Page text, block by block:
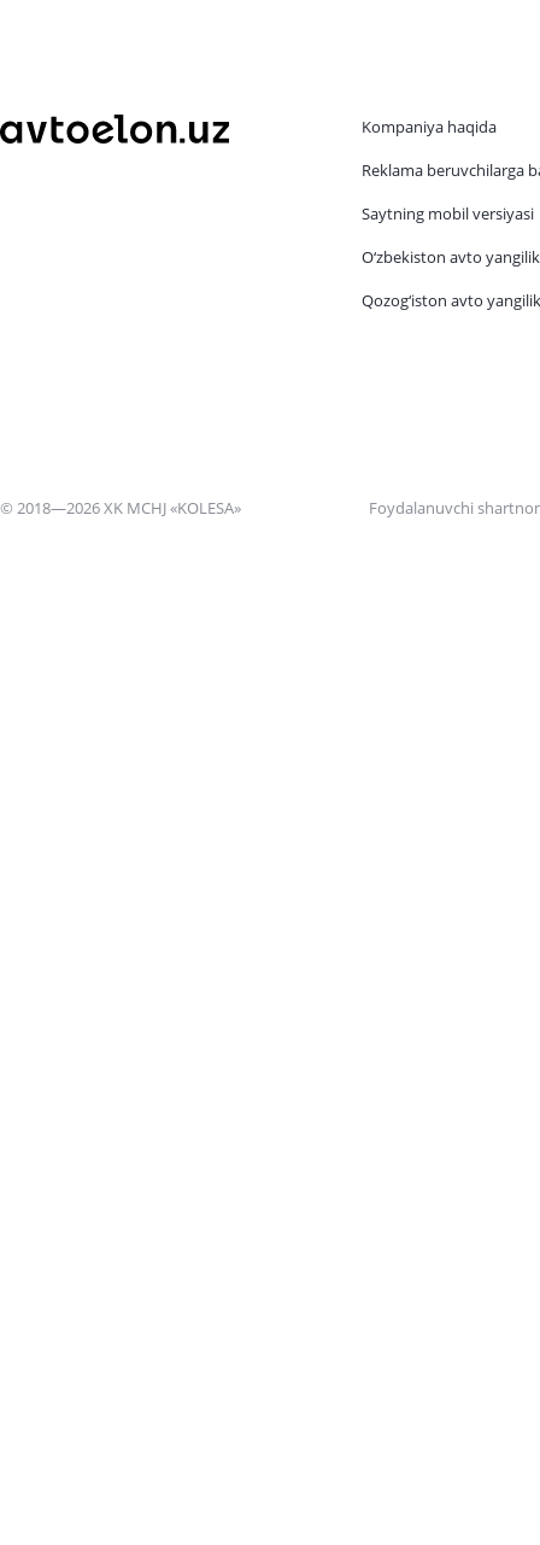
Kompaniya haqida
Reklama beruvchilarga
Saytning mobil versiyasi
O‘zbekiston avto
Qozog‘iston avto
© 2018—2026 XK MCHJ «KOLESA» Foydalanuvchi